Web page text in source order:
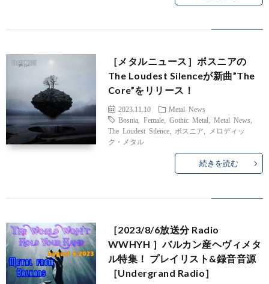
Radio
［メタルニュース］ボスニアの
The Loudest Silenceが新曲”The
Core”をリリース！
2023.11.10
Metal News
Bosnia, Female, Gothic Metal Metal News
The Loudest Silence, ボスニア
メロディッ
ク・メタル
続きを読む
［2023/8/6放送分 Radio
WWHYH ］バルカン産ヘヴィメタ
ル特集！ プレイリスト&録音音源
［Undergrand Radio］